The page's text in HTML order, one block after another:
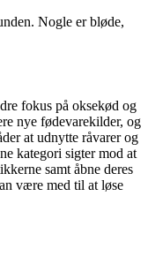
Nogle er bløde,
fokus på oksekød og
nye fødevarekilder, og
at udnytte råvarer og
kategori sigter mod at
samt åbne deres
være med til at løse